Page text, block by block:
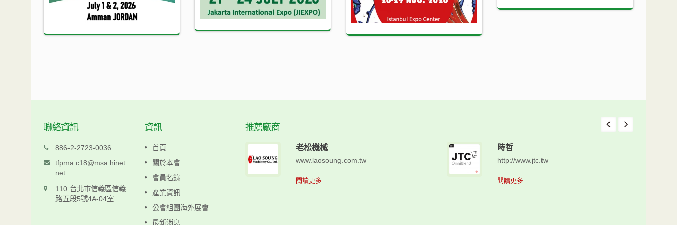
聯絡資訊
886-2-2723-0036
tfpma.c18@msa.hinet.
net
110 台北市信義區信義
路五段5號4A-04室
資訊
首頁
關於本會
會員名錄
產業資訊
公會組團海外展會
最新消息
推薦廠商
科仁
www.keljen.com.tw
老松機械
www.laosoung.com.tw
閱讀更多
時哲
http://www.jtc.tw
閱讀更多